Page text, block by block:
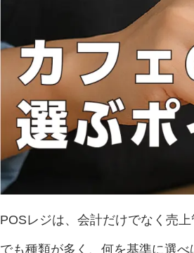
POSレジは、会計だけでなく売
でも種類が多く、何を基準に選